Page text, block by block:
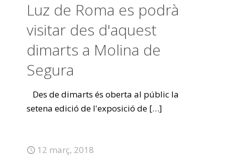
Luz de Roma es podrà
visitar des d'aquest
dimarts a Molina de
Segura
Des de dimarts és oberta al públic la
setena edició de l'exposició de […]
12 març, 2018